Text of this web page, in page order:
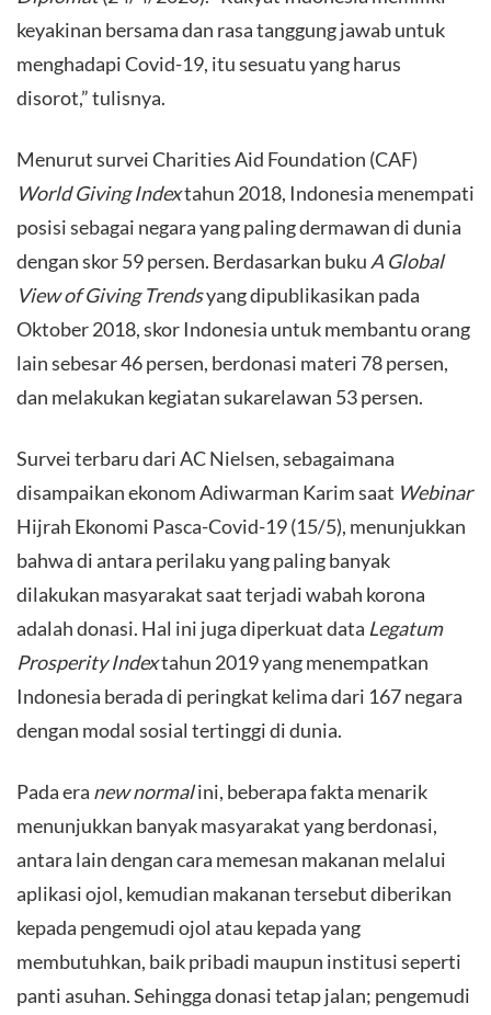
keyakinan bersama dan rasa tanggung jawab untuk
menghadapi Covid-19, itu sesuatu yang harus
disorot,” tulisnya.
​Menurut survei Charities Aid Foundation (CAF)
World Giving Indextahun 2018, Indonesia menempati
posisi sebagai negara yang paling dermawan di dunia
dengan skor 59 persen. Berdasarkan buku A Global
View of Giving Trendsyang dipublikasikan pada
Oktober 2018, skor Indonesia untuk membantu orang
lain sebesar 46 persen, berdonasi materi 78 persen,
dan melakukan kegiatan sukarelawan 53 persen.
​Survei terbaru dari AC Nielsen, sebagaimana
disampaikan ekonom Adiwarman Karim saat Webinar
Hijrah Ekonomi Pasca-Covid-19 (15/5), menunjukkan
bahwa di antara perilaku yang paling banyak
dilakukan masyarakat saat terjadi wabah korona
adalah donasi. Hal ini juga diperkuat data Legatum
Prosperity Indextahun 2019 yang menempatkan
Indonesia berada di peringkat kelima dari 167 negara
dengan modal sosial tertinggi di dunia.
​Pada era new normalini, beberapa fakta menarik
menunjukkan banyak masyarakat yang berdonasi,
antara lain dengan cara memesan makanan melalui
aplikasi ojol, kemudian makanan tersebut diberikan
kepada pengemudi ojol atau kepada yang
membutuhkan, baik pribadi maupun institusi seperti
panti asuhan. Sehingga donasi tetap jalan; pengemudi